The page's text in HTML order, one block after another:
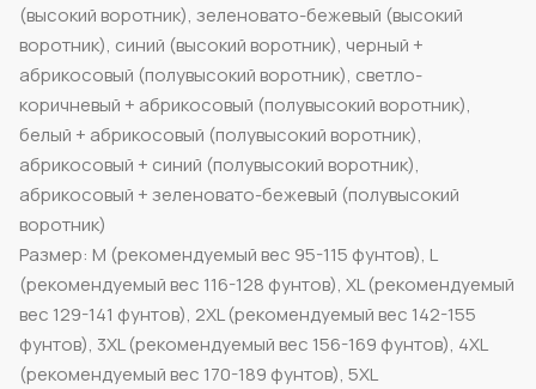
(высокий воротник), зеленовато-бежевый (высокий
воротник), синий (высокий воротник), черный +
абрикосовый (полувысокий воротник), светло-
коричневый + абрикосовый (полувысокий воротник),
белый + абрикосовый (полувысокий воротник),
абрикосовый + синий (полувысокий воротник),
абрикосовый + зеленовато-бежевый (полувысокий
воротник)
Размер: M (рекомендуемый вес 95-115 фунтов), L
(рекомендуемый вес 116-128 фунтов), XL (рекомендуемый
вес 129-141 фунтов), 2XL (рекомендуемый вес 142-155
фунтов), 3XL (рекомендуемый вес 156-169 фунтов), 4XL
(рекомендуемый вес 170-189 фунтов), 5XL